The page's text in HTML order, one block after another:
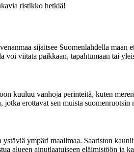
ristikko hetkiä!
sijaitsee Suomenlahdella maan
viitata paikkaan, tapahtumaan tai
kuuluu vanhoja perinteitä, kuten
erottavat sen muista suomenruotsin
ympäri maailmaa. Saariston
alueen ainutlaatuiseen eläimistöön ja